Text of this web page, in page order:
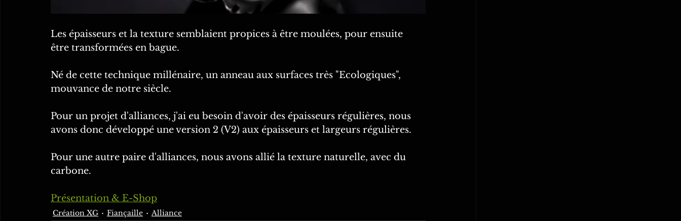
Les épaisseurs et la texture semblaient propices à être moulées, pour ensuite
être transformées en bague.
Né de cette technique millénaire, un anneau aux surfaces très "Ecologiques",
mouvance de notre siècle.
Pour un projet d'alliances, j'ai eu besoin d'avoir des épaisseurs régulières, nous
avons donc développé une version 2 (V2) aux épaisseurs et largeurs régulières.
Pour une autre paire d'alliances, nous avons allié la texture naturelle, avec du
carbone.
Présentation & E-Shop
Création XG Fiançaille Alliance